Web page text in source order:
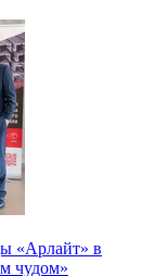
«Арлайт» в
чудом»